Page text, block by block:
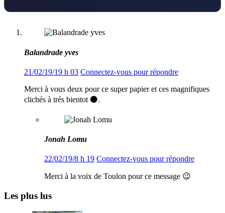
Balandrade yves
21/02/19/19 h 03 Connectez-vous pour répondre
Merci à vous deux pour ce super papier et ces magnifiques
clichés à trés bientot ⚫️.
Jonah Lomu
22/02/19/8 h 19 Connectez-vous pour répondre
Merci à la voix de Toulon pour ce message 😉
Les plus lus